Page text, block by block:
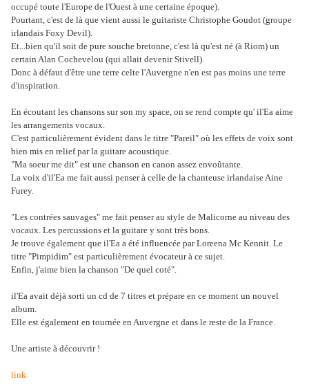
occupé toute l'Europe de l'Ouest à une certaine époque).
Pourtant, c'est de là que vient aussi le guitariste Christophe Goudot (groupe
irlandais Foxy Devil).
Et...bien qu'il soit de pure souche bretonne, c'est là qu'est né (à Riom) un
certain Alan Cochevelou (qui allait devenir Stivell).
Donc à défaut d'être une terre celte l'Auvergne n'en est pas moins une terre
d'inspiration.
En écoutant les chansons sur son my space, on se rend compte qu' il'Ea aime
les arrangements vocaux.
C'est particulièrement évident dans le titre "Pareil" où les effets de voix sont
bien mis en relief par la guitare acoustique.
"Ma soeur me dit" est une chanson en canon assez envoûtante.
La voix d'il'Ea me fait aussi penser à celle de la chanteuse irlandaise Aine
Furey.
"Les contrées sauvages" me fait penser au style de Malicorne au niveau des
vocaux. Les percussions et la guitare y sont très bons.
Je trouve également que il'Ea a été influencée par Loreena Mc Kennit. Le
titre "Pimpidim" est particulièrement évocateur à ce sujet.
Enfin, j'aime bien la chanson "De quel coté".
il'Ea avait déjà sorti un cd de 7 titres et prépare en ce moment un nouvel
album.
Elle est également en tournée en Auvergne et dans le reste de la France.
Une artiste à découvrir !
link